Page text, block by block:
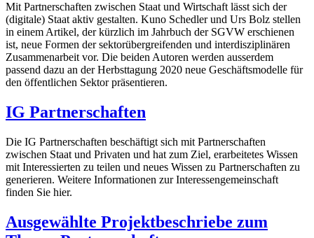
Mit Partnerschaften zwischen Staat und Wirtschaft lässt sich der
(digitale) Staat aktiv gestalten. Kuno Schedler und Urs Bolz stellen
in einem Artikel, der kürzlich im Jahrbuch der SGVW erschienen
ist, neue Formen der sektorübergreifenden und interdisziplinären
Zusammenarbeit vor. Die beiden Autoren werden ausserdem
passend dazu an der Herbsttagung 2020 neue Geschäftsmodelle für
den öffentlichen Sektor präsentieren.
IG Partnerschaften
Die IG Partnerschaften beschäftigt sich mit Partnerschaften
zwischen Staat und Privaten und hat zum Ziel, erarbeitetes Wissen
mit Interessierten zu teilen und neues Wissen zu Partnerschaften zu
generieren. Weitere Informationen zur Interessengemeinschaft
finden Sie hier.
Ausgewählte Projektbeschriebe zum